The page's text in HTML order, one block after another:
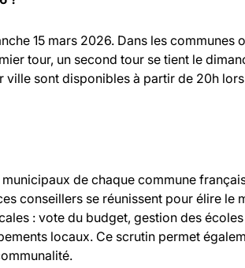
15 mars 2026. Dans les communes
tour, un second tour se tient le
sont disponibles à partir de 20h
de chaque commune
conseillers se réunissent pour élire le
: vote du budget, gestion des
locaux. Ce scrutin permet